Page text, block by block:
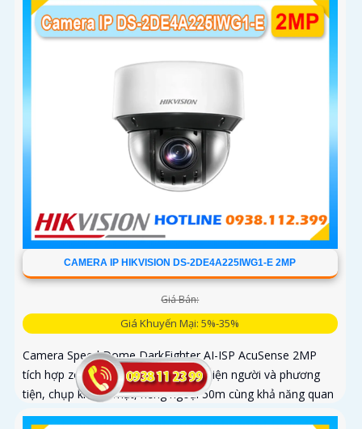
CAMERA IP HIKVISION DS-2DE4A225IWG1-E 2MP
Giá Bán:
Giá Khuyến Mại: 5%-35%
Camera Speed Dome DarkFighter AI-ISP AcuSense 2MP
tích hợp zoom quang 25X, AI nhận diện người và phương
tiện, chụp khuôn mặt, hồng ngoại 50m cùng khả năng quan
sát ban đêm vượt trội cho hệ thống giám sát chuyên nghiệp